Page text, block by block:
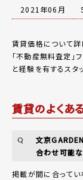
2021年06月
賃貸価格について詳
「不動産無料査定 」
と経験を有するスタ
賃貸のよくあ
Q
文京
合わせ可能
掲載が間に合って